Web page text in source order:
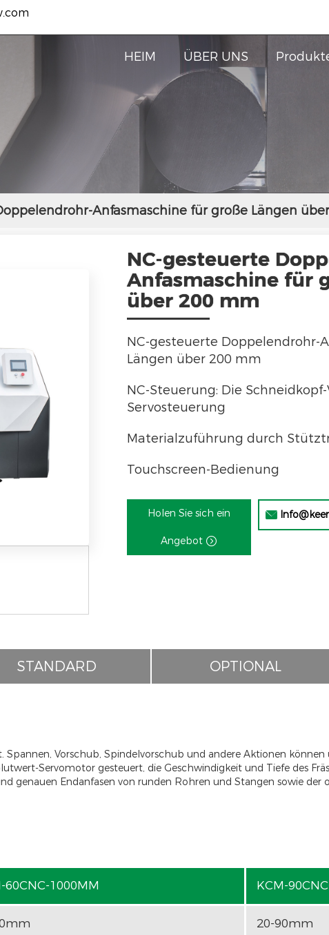
HEIM ÜBER UNS
Anfasmaschine für große Längen
NC-gesteuerte
Anfasmaschine für
über 200 mm
NC-gesteuerte Doppelendrohr-
Längen über 200 mm
NC-Steuerung: Die
Servosteuerung
Materialzuführung durch
Touchscreen-Bedienung
Holen Sie sich ein
Angebot 

STANDARD OPTIONAL
Spannen, Vorschub, Spindelvorschub und andere Aktionen
Servomotor gesteuert, die Geschwindigkeit und Tiefe des
genauen Endanfasen von runden Rohren und Stangen sowie
60CNC-1000MM KCM-
20-90mm